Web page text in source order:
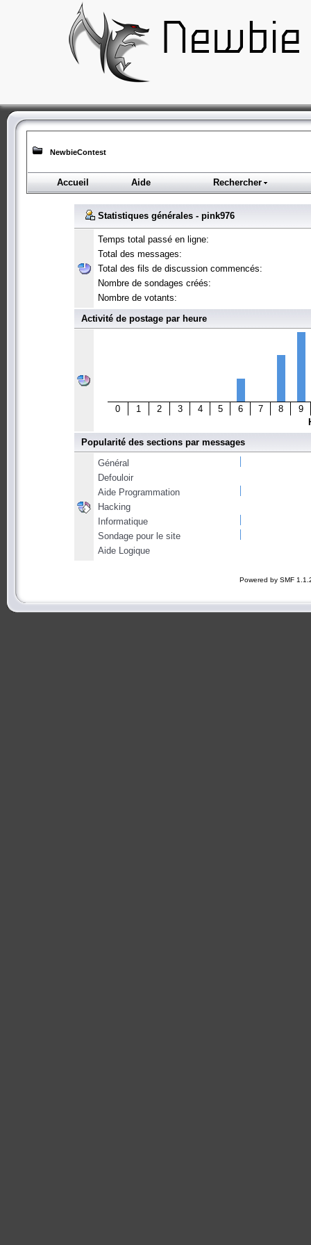
NewbieContest
Accueil Aide Rechercher
Statistiques générales - pink976
Temps total passé en ligne:
Total des messages:
Total des fils de discussion commencés:
Nombre de sondages créés:
Nombre de votants:
Activité de postage par heure
0 1 2 3 4 5 6 7 8
9
Popularité des sections par messages
Général
Defouloir
Aide Programmation
Hacking
Informatique
Sondage pour le site
Aide Logique
Powered by SMF